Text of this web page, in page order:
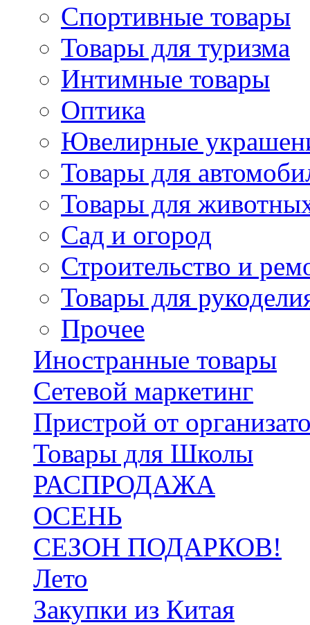
Спортивные товары
Товары для туризма
Интимные товары
Оптика
Ювелирные
Товары для
Товары для
Сад и огород
Строительство и
Товары для
Прочее
Иностранные товары
Сетевой маркетинг
Пристрой от
Товары для Школы
РАСПРОДАЖА
ОСЕНЬ
СЕЗОН ПОДАРКОВ!
Лето
Закупки из Китая